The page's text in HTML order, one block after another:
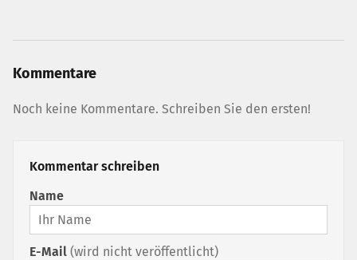
Kommentare
Noch keine Kommentare. Schreiben Sie den ersten!
Kommentar schreiben
Name
E-Mail (wird nicht veröffentlicht)